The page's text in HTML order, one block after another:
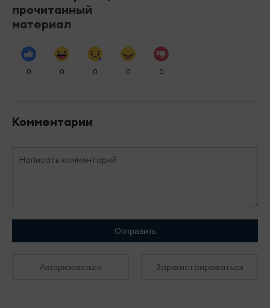
прочитанный
материал
0 0 0 0 0
Комментарии
Отправить
Авторизоваться Зарегистрироваться